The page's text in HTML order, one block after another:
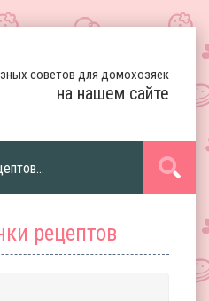
советов для домохозяек
на нашем сайте
рецептов